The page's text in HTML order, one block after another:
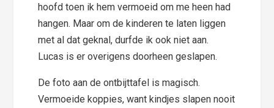
hoofd toen ik hem vermoeid om me heen had
hangen. Maar om de kinderen te laten liggen
met al dat geknal, durfde ik ook niet aan.
Lucas is er overigens doorheen geslapen.
De foto aan de ontbijttafel is magisch.
Vermoeide koppies, want kindjes slapen nooit